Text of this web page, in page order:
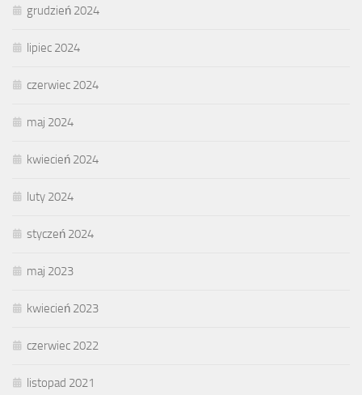
grudzień 2024
lipiec 2024
czerwiec 2024
maj 2024
kwiecień 2024
luty 2024
styczeń 2024
maj 2023
kwiecień 2023
czerwiec 2022
listopad 2021